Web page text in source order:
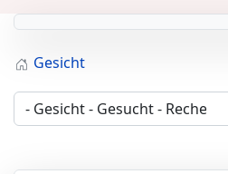
Gesicht